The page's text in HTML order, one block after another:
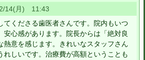
14(月) 11:43
てくださる歯医者さんです。院内もいつ
安心感があります。院長からは「絶対良
熱意を感じます。きれいなスタッフさん
れしいです。治療費が高額ということも